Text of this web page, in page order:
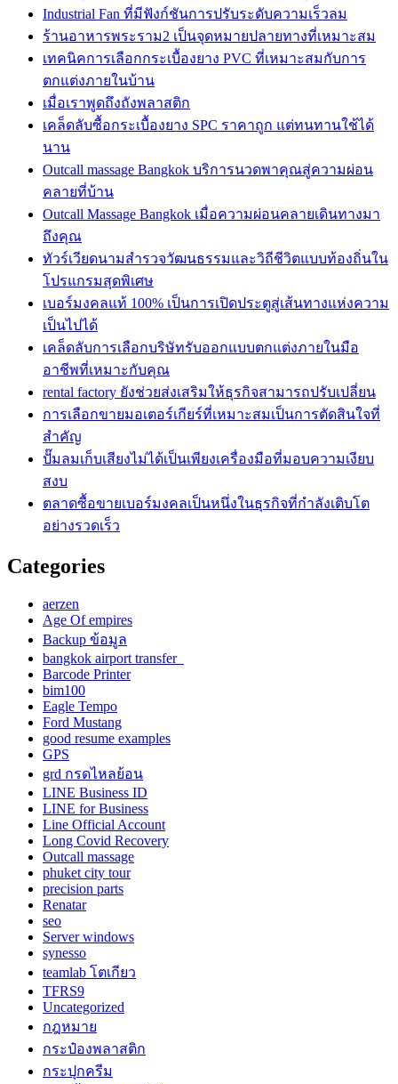
Industrial Fan ที่มีฟังก์ชันการปรับระดับความเร็วลม
ร้านอาหารพระราม2 เป็นจุดหมายปลายทางที่เหมาะสม
เทคนิคการเลือกกระเบื้องยาง PVC ที่เหมาะสมกับการ
ตกแต่งภายในบ้าน
เมื่อเราพูดถึงถังพลาสติก
เคล็ดลับซื้อกระเบื้องยาง SPC ราคาถูก แต่ทนทานใช้ได้
นาน
Outcall massage Bangkok บริการนวดพาคุณสู่ความผ่อน
คลายที่บ้าน
Outcall Massage Bangkok เมื่อความผ่อนคลายเดินทางมา
ถึงคุณ
ทัวร์เวียดนามสำรวจวัฒนธรรมและวิถีชีวิตแบบท้องถิ่นใน
โปรแกรมสุดพิเศษ
เบอร์มงคลแท้ 100% เป็นการเปิดประตูสู่เส้นทางแห่งความ
เป็นไปได้
เคล็ดลับการเลือกบริษัทรับออกแบบตกแต่งภายในมือ
อาชีพที่เหมาะกับคุณ
rental factory ยังช่วยส่งเสริมให้ธุรกิจสามารถปรับเปลี่ยน
การเลือกขายมอเตอร์เกียร์ที่เหมาะสมเป็นการตัดสินใจที่
สำคัญ
ปั๊มลมเก็บเสียงไม่ได้เป็นเพียงเครื่องมือที่มอบความเงียบ
สงบ
ตลาดซื้อขายเบอร์มงคลเป็นหนึ่งในธุรกิจที่กำลังเติบโต
อย่างรวดเร็ว
Categories
aerzen
Age Of empires
Backup ข้อมูล
bangkok airport transfer
Barcode Printer
bim100
Eagle Tempo
Ford Mustang
good resume examples
GPS
grd กรดไหลย้อน
LINE Business ID
LINE for Business
Line Official Account
Long Covid Recovery
Outcall massage
phuket city tour
precision parts
Renatar
seo
Server windows
synesso
teamlab โตเกียว
TFRS9
Uncategorized
กฎหมาย
กระป๋องพลาสติก
กระปุกครีม